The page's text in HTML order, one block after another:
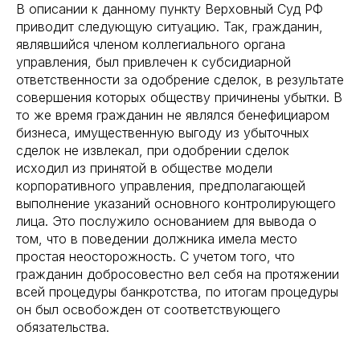
В описании к данному пункту Верховный Суд РФ
приводит следующую ситуацию. Так, гражданин,
являвшийся членом коллегиального органа
управления, был привлечен к субсидиарной
ответственности за одобрение сделок, в результате
совершения которых обществу причинены убытки. В
то же время гражданин не являлся бенефициаром
бизнеса, имущественную выгоду из убыточных
сделок не извлекал, при одобрении сделок
исходил из принятой в обществе модели
корпоративного управления, предполагающей
выполнение указаний основного контролирующего
лица. Это послужило основанием для вывода о
том, что в поведении должника имела место
простая неосторожность. С учетом того, что
гражданин добросовестно вел себя на протяжении
всей процедуры банкротства, по итогам процедуры
он был освобожден от соответствующего
обязательства.